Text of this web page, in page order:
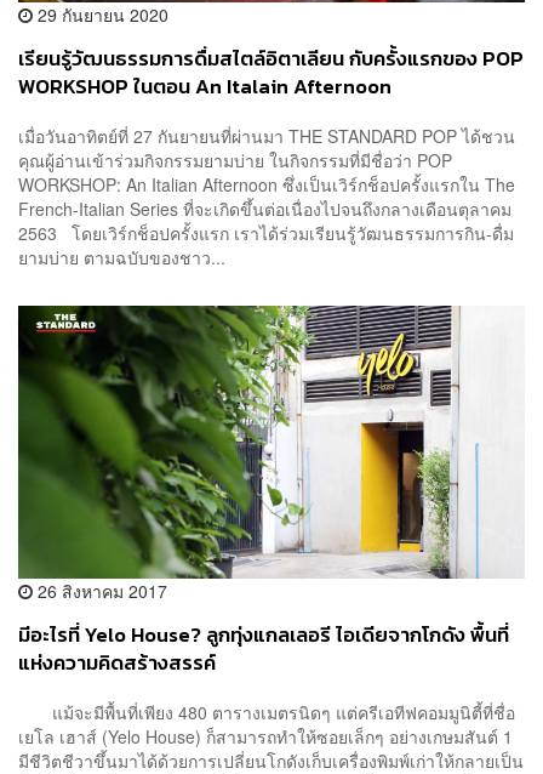
29 กันยายน 2020
เรียนรู้วัฒนธรรมการดื่มสไตล์อิตาเลียน กับครั้งแรกของ POP
WORKSHOP ในตอน An Italain Afternoon
เมื่อวันอาทิตย์ที่ 27 กันยายนที่ผ่านมา THE STANDARD POP ได้ชวน
คุณผู้อ่านเข้าร่วมกิจกรรมยามบ่าย ในกิจกรรมที่มีชื่อว่า POP
WORKSHOP: An Italian Afternoon ซึ่งเป็นเวิร์กช็อปครั้งแรกใน The
French-Italian Series ที่จะเกิดขึ้นต่อเนื่องไปจนถึงกลางเดือนตุลาคม
2563 โดยเวิร์กช็อปครั้งแรก เราได้ร่วมเรียนรู้วัฒนธรรมการกิน-ดื่ม
ยามบ่าย ตามฉบับของชาว...
26 สิงหาคม 2017
มีอะไรที่ Yelo House? ลูกทุ่งแกลเลอรี ไอเดียจากโกดัง พื้นที่
แห่งความคิดสร้างสรรค์
แม้จะมีพื้นที่เพียง 480 ตารางเมตรนิดๆ แต่ครีเอทีฟคอมมูนิตี้ที่ชื่อ
เยโล เฮาส์ (Yelo House) ก็สามารถทำให้ซอยเล็กๆ อย่างเกษมสันต์ 1
มีชีวิตชีวาขึ้นมาได้ด้วยการเปลี่ยนโกดังเก็บเครื่องพิมพ์เก่าให้กลายเป็น